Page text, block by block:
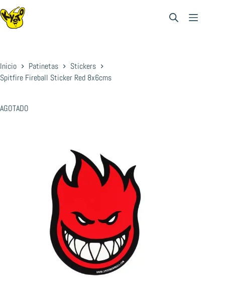
Saltar
al
contenido
Inicio Patinetas
Stickers
Spitfire Fireball Sticker Red 8x6cms
AGOTADO